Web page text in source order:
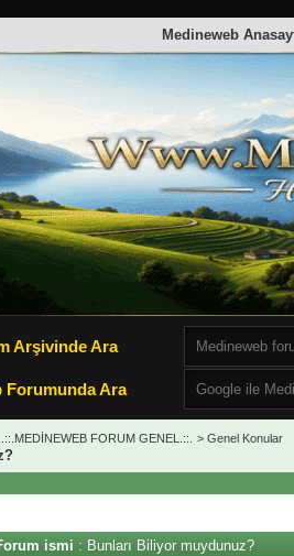
Medineweb
Arşivinde Ara
Forumunda Ara
..::.MEDİNEWEB FORUM GENEL.::. > Genel Konular
ismi : Bunları Biliyor muydunuz?